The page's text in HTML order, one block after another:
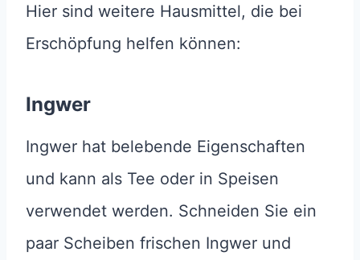
Hier sind weitere Hausmittel, die bei
Erschöpfung helfen können:
Ingwer
Ingwer hat belebende Eigenschaften
und kann als Tee oder in Speisen
verwendet werden. Schneiden Sie ein
paar Scheiben frischen Ingwer und